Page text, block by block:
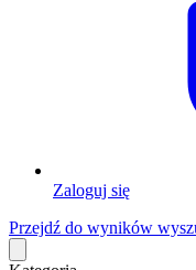
Zaloguj się
Przejdź do wyników